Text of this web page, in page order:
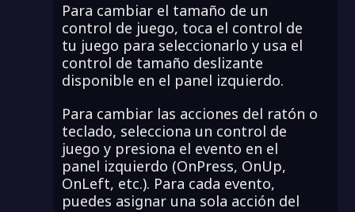
Para cambiar el tamaño de un
control de juego, toca el control de
tu juego para seleccionarlo y usa el
control de tamaño deslizante
disponible en el panel izquierdo.
Para cambiar las acciones del ratón o
teclado, selecciona un control de
juego y presiona el evento en el
panel izquierdo (OnPress, OnUp,
OnLeft, etc.). Para cada evento,
puedes asignar una sola acción del